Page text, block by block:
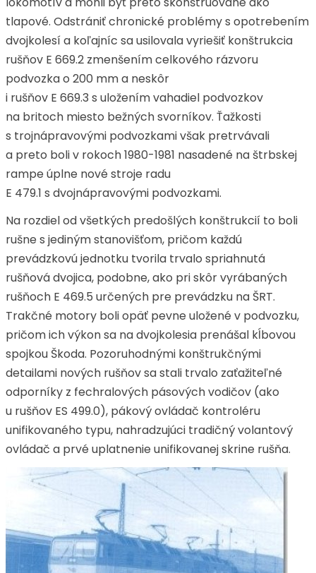
tlapové. Odstrániť chronické problémy s opotrebením
dvojkolesí a koľajníc sa usilovala vyriešiť konštrukcia
rušňov E 669.2 zmenšením celkového rázvoru
podvozka o 200 mm a neskôr
i rušňov E 669.3 s uložením vahadiel podvozkov
na britoch miesto bežných svorníkov. Ťažkosti
s trojnápravovými podvozkami však pretrvávali
a preto boli v rokoch 1980-1981 nasadené na štrbskej
rampe úplne nové stroje radu
E 479.1 s dvojnápravovými podvozkami.
Na rozdiel od všetkých predošlých konštrukcií to boli
rušne s jediným stanovišťom, pričom každú
prevádzkovú jednotku tvorila trvalo spriahnutá
rušňová dvojica, podobne, ako pri skôr vyrábaných
rušňoch E 469.5 určených pre prevádzku na ŠRT.
Trakčné motory boli opäť pevne uložené v podvozku,
pričom ich výkon sa na dvojkolesia prenášal kĺbovou
spojkou Škoda. Pozoruhodnými konštrukčnými
detailami nových rušňov sa stali trvalo zaťažiteľné
odporníky z fechralových pásových vodičov (ako
u rušňov ES 499.0), pákový ovládač kontroléru
unifikovaného typu, nahradzujúci tradičný volantový
ovládač a prvé uplatnenie unifikovanej skrine rušňa.